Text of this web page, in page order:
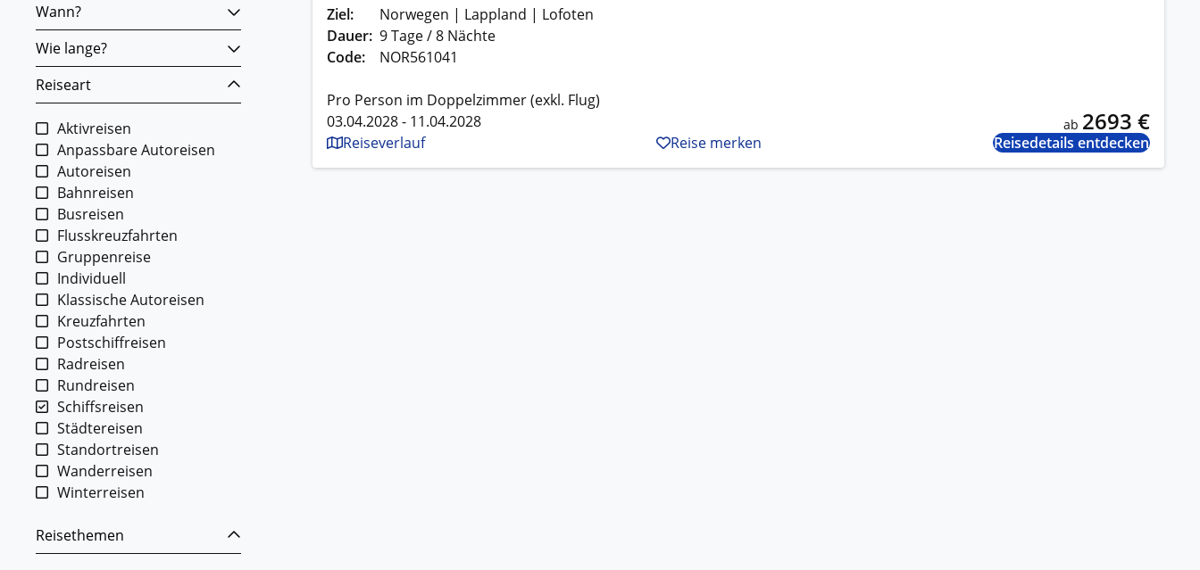
Wann?
Wie lange?
Reiseart
Aktivreisen
Anpassbare Autoreisen
Autoreisen
Bahnreisen
Busreisen
Flusskreuzfahrten
Gruppenreise
Individuell
Klassische Autoreisen
Kreuzfahrten
Postschiffreisen
Radreisen
Rundreisen
Schiffsreisen
Städtereisen
Standortreisen
Wanderreisen
Winterreisen
Reisethemen
Ziel:
Norwegen | Lappland | Lofoten
Dauer: 9 Tage / 8 Nächte
Code:
NOR561041
Pro Person im Doppelzimmer (exkl. Flug)
03.04.2028 - 11.04.2028
ab 2693 €
Reiseverlauf Reise merken Reisedetails entdecken